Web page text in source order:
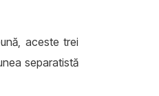
aceste trei
separatistă